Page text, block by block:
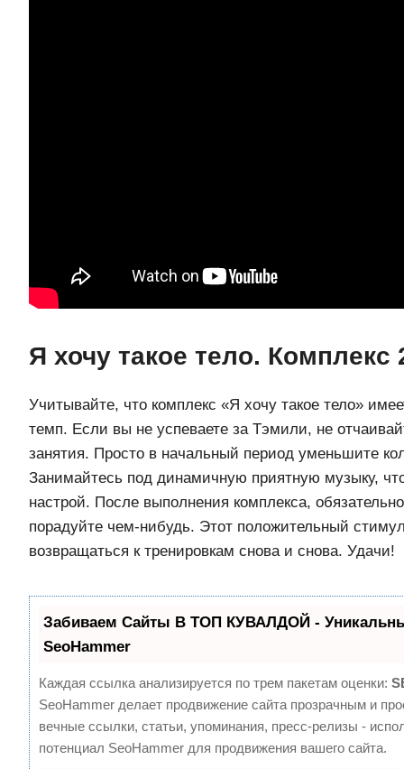
Я хочу такое тело. Комплекс
Учитывайте, что комплекс «Я хочу такое тело»
темп. Если вы не успеваете за Тэмили, не
занятия. Просто в начальный период уменьшите
Занимайтесь под динамичную приятную музыку,
настрой. После выполнения комплекса,
порадуйте чем-нибудь. Этот положительный
возвращаться к тренировкам снова и снова. Удачи!
Забиваем Сайты В ТОП КУВАЛДОЙ -
SeoHammer
Каждая ссылка анализируется по трем пакетам оценки:
SeoHammer делает продвижение сайта прозрачным и
вечные ссылки, статьи, упоминания, пресс-релизы -
потенциал SeoHammer для продвижения вашего сайта.